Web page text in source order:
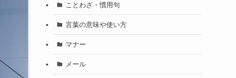
ことわざ・慣用句
言葉の意味や使い方
マナー
メール